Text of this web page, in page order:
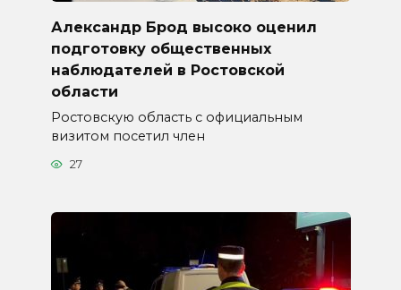
Александр Брод высоко оценил
подготовку общественных
наблюдателей в Ростовской
области
Ростовскую область с официальным
визитом посетил член
27